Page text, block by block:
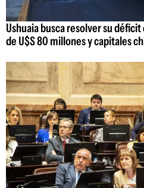
Ushuaia busca resolver su
de U$S 80 millones y capitales